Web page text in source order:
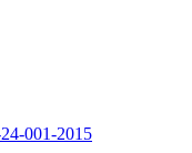
001-2015